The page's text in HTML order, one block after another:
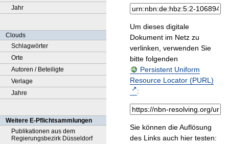
Jahr
Clouds
Schlagwörter
Orte
Autoren / Beteiligte
Verlage
Jahre
Weitere E-Pflichtsammlungen
Publikationen aus dem
Regierungsbezirk Düsseldorf
Um dieses digitale
Dokument im Netz zu
verlinken, verwenden Sie
bitte folgenden
Persistent Uniform
Resource Locator (PURL)
:
Sie können die Auflösung
des Links auch hier testen: